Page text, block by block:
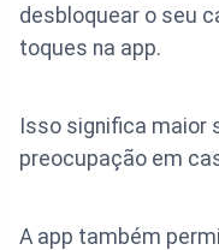
desbloquear o seu
toques na app.
Isso significa maior
preocupação em
A app também